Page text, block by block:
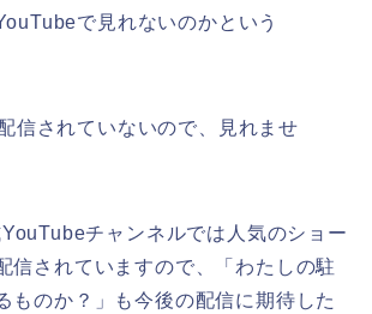
で見れないのかという
信されていないので、見れませ
チャンネルでは人気のショー
信されていますので、「わたしの駐
ものか？」も今後の配信に期待した